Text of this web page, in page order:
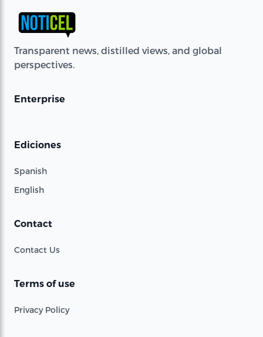
Transparent news, distilled views, and global
perspectives.
Enterprise
Ediciones
Spanish
English
Contact
Contact Us
Terms of use
Privacy Policy